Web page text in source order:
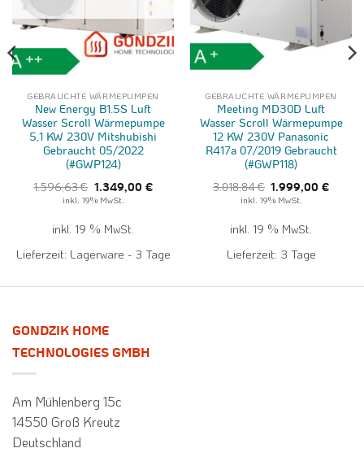
GEBRAUCHTE WÄRMEPUMPEN
New Energy B1.5S Luft
Wasser Scroll Wärmepumpe
5,1 KW 230V Mitshubishi
Gebraucht 05/2022
(#GWP124)
1.596,63€ Ursprünglicher
Preis
war:
1.349,00 €Aktueller
inkl. 19% MwSt.
inkl. 19 % MwSt.
Lieferzeit: Lagerware - 3 Tage
GEBRAUCHTE WÄRMEPUMPEN
Meeting MD30D Luft
Wasser Scroll Wärmepumpe
12 KW 230V Panasonic
R417a 07/2019 Gebraucht
(#GWP118)
3.018,84€ Ursprünglicher
Preis
war:
1.999,00€
inkl. 19% MwSt.
inkl. 19 % MwSt.
Lieferzeit: 3 Tage
GONDZIK HOME
TECHNOLOGIES GMBH
Am Mühlenberg 15c
14550 Groß Kreutz
Deutschland